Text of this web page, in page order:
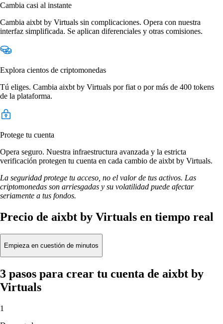
Cambia casi al instante
Cambia aixbt by Virtuals sin complicaciones. Opera con nuestra
interfaz simplificada. Se aplican diferenciales y otras comisiones.
Explora cientos de criptomonedas
Tú eliges. Cambia aixbt by Virtuals por fiat o por más de 400 tokens
de la plataforma.
Protege tu cuenta
Opera seguro. Nuestra infraestructura avanzada y la estricta
verificación protegen tu cuenta en cada cambio de aixbt by Virtuals.
La seguridad protege tu acceso, no el valor de tus activos. Las
criptomonedas son arriesgadas y su volatilidad puede afectar
seriamente a tus fondos.
Precio de aixbt by Virtuals en tiempo real
Empieza en cuestión de minutos
3 pasos para crear tu cuenta de aixbt by
Virtuals
1